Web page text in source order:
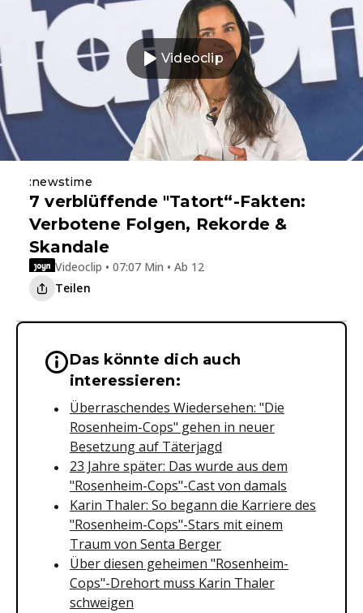
Videoclip
:newstime
7 verblüffende "Tatort“-Fakten:
Verbotene Folgen, Rekorde &
Skandale
Videoclip • 07:07 Min • Ab 12
Teilen
Wichtige Hinweise &
Das könnte dich auch
interessieren:
Überraschendes Wiedersehen: "Die
Rosenheim-Cops" gehen in neuer
Besetzung auf Täterjagd
23 Jahre später: Das wurde aus dem
"Rosenheim-Cops"-Cast von damals
Karin Thaler: So begann die Karriere des
"Rosenheim-Cops"-Stars mit einem
Traum von Senta Berger
Über diesen geheimen "Rosenheim-
Cops"-Drehort muss Karin Thaler
schweigen